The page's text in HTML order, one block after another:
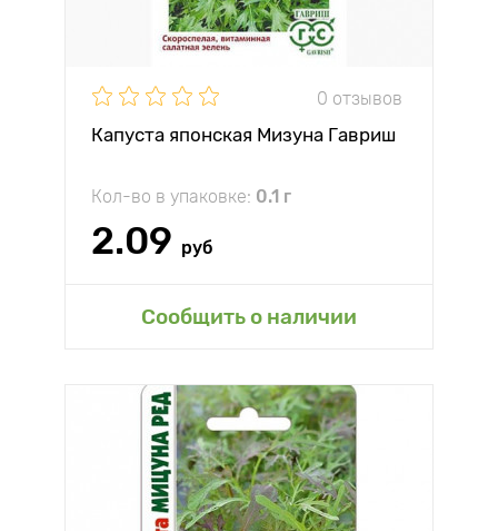
0 отзывов
Капуста японская Мизуна Гавриш
Кол-во в упаковке: 0.1 г
2.09 руб
Сообщить о наличии